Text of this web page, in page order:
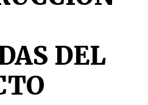
DEL